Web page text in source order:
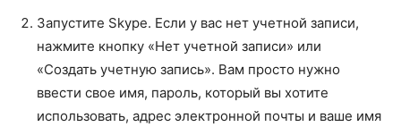
Запустите Skype. Если у вас нет учетной записи,
нажмите кнопку «Нет учетной записи» или
«Создать учетную запись». Вам просто нужно
ввести свое имя, пароль, который вы хотите
использовать, адрес электронной почты и ваше имя